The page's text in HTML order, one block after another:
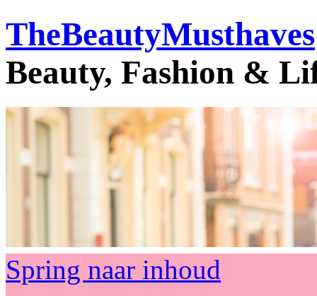
TheBeautyMusthaves
Beauty, Fashion &
Spring naar inhoud